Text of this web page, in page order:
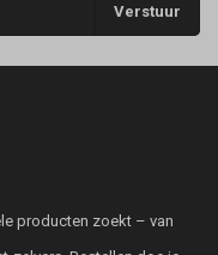
Verstuur
producten zoekt – van